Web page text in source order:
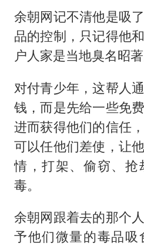
余朝网记不清他是吸
品的控制，只记得他
户人家是当地臭名昭著
对付青少年，这帮人
钱，而是先给一些免
进而获得他们的信任
可以任他们差使，让
情，打架、偷窃、抢
毒。
余朝网跟着去的那个
予他们微量的毒品吸